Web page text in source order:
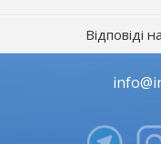
Відповіді